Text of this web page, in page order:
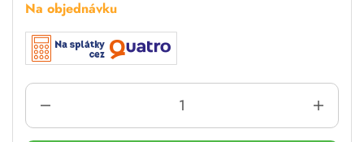
Na objednávku